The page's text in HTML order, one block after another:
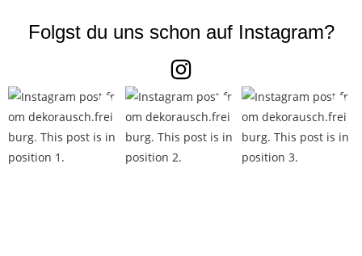
Folgst du uns schon auf Instagram?